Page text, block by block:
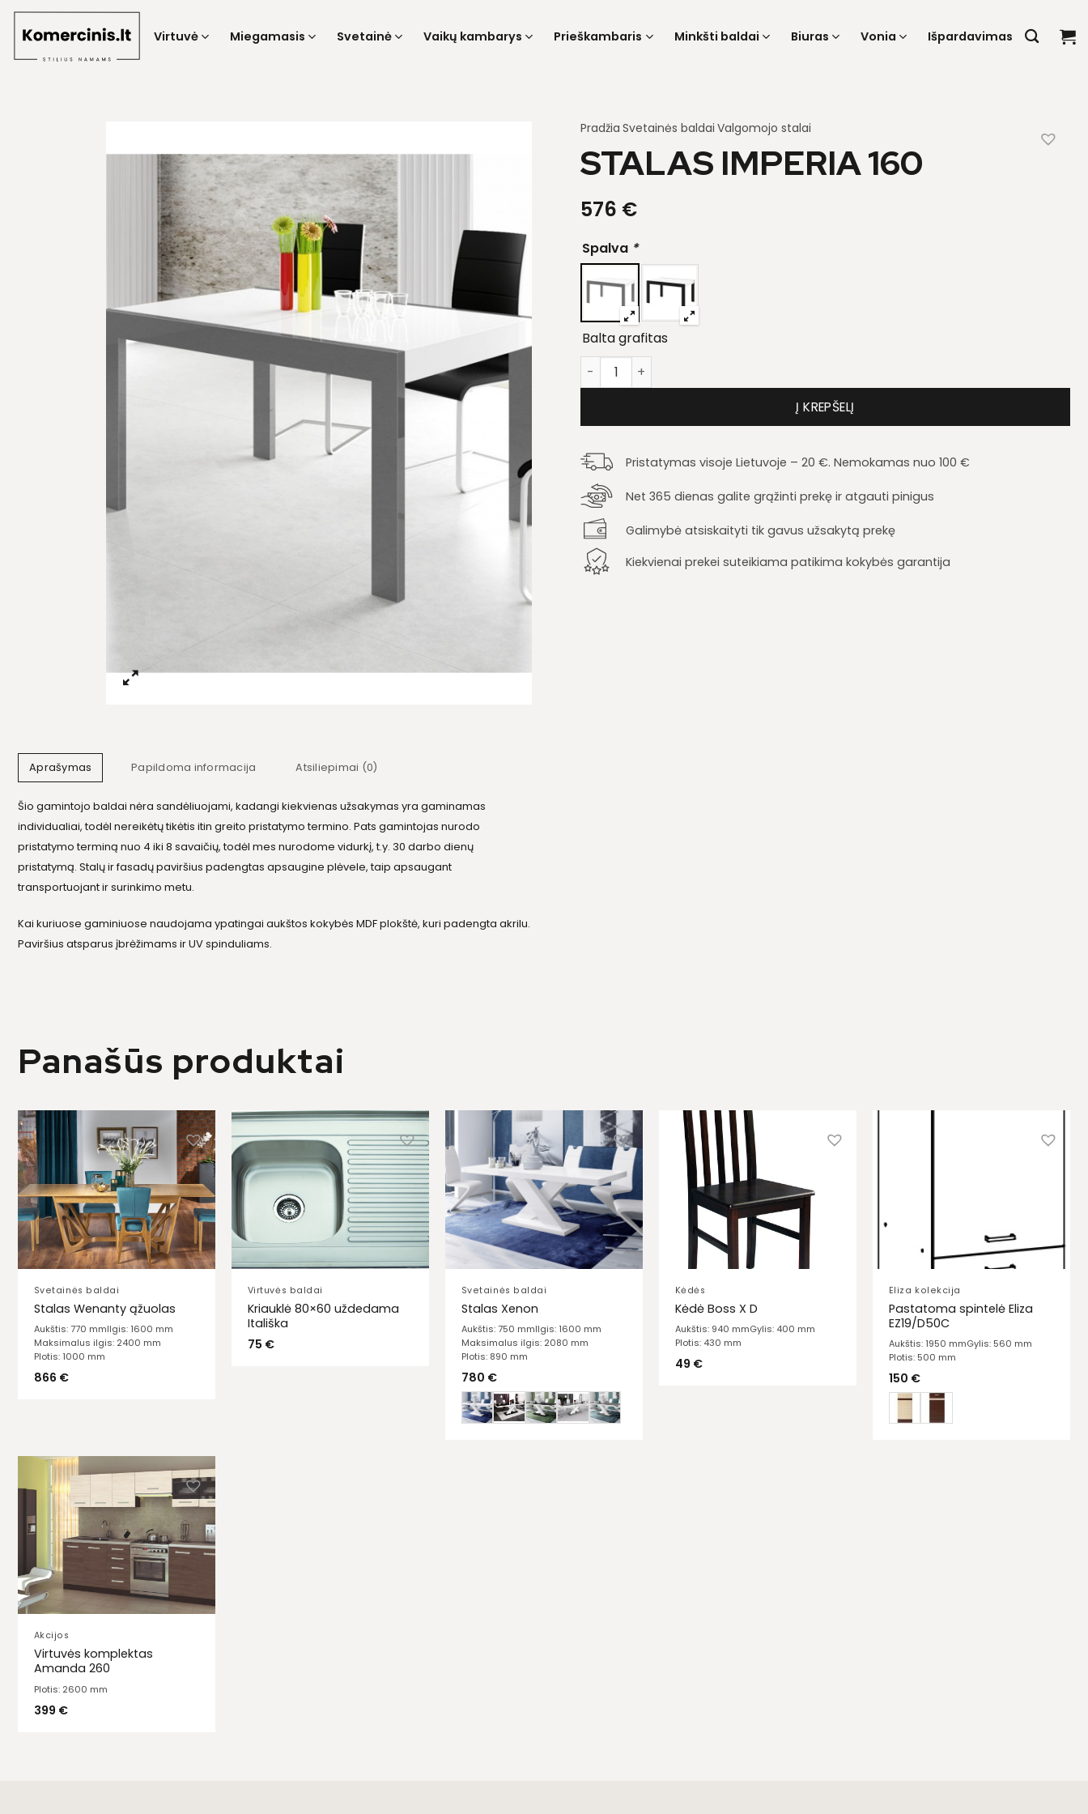
Skip
Virtuvė Miegamasis Svetainė Vaikų kambarys Prieškambaris Minkšti baldai Biuras Vonia Išpardavimas
Aprašymas Papildoma informacija Atsiliepimai (0)
Šio gamintojo baldai nėra sandėliuojami, kadangi kiekvienas užsakymas yra gaminamas
individualiai, todėl nereikėtų tikėtis itin greito pristatymo termino. Pats gamintojas nurodo
pristatymo terminą nuo 4 iki 8 savaičių, todėl mes nurodome vidurkį, t.y. 30 darbo dienų
pristatymą. Stalų ir fasadų paviršius padengtas apsaugine plėvele, taip apsaugant
transportuojant ir surinkimo metu.
Kai kuriuose gaminiuose naudojama ypatingai aukštos kokybės MDF plokštė, kuri padengta akrilu.
Paviršius atsparus įbrėžimams ir UV spinduliams.
Pradžia Svetainės baldai Valgomojo stalai
STALAS IMPERIA 160
576 €
Spalva *
Balta grafitas
produkto kiekis: Stalas Imperia 160
Į KREPŠELĮ
Pristatymas visoje Lietuvoje – 20 €. Nemokamas nuo 100 €
Net 365 dienas galite grąžinti prekę ir atgauti pinigus
Galimybė atsiskaityti tik gavus užsakytą prekę
Kiekvienai prekei suteikiama patikima kokybės garantija
Panašūs produktai
Svetainės baldai
Stalas Wenanty ąžuolas
Aukštis: 770 mmIlgis: 1600 mm
Maksimalus ilgis: 2400 mm
Plotis: 1000 mm
866 €
Virtuvės baldai
Kriauklė 80×60 uždedama
Itališka
75 €
Svetainės baldai
Stalas Xenon
Aukštis: 750 mmIlgis: 1600 mm
Maksimalus ilgis: 2080 mm
Plotis: 890 mm
780 €
Kėdės
Kėdė Boss X D
Aukštis: 940 mmGylis: 400 mm
Plotis: 430 mm
49 €
Eliza kolekcija
Pastatoma spintelė Eliza
EZ19/D50C
Aukštis: 1950 mmGylis: 560 mm
Plotis: 500 mm
150 €
Akcijos
Virtuvės komplektas
Amanda 260
Plotis: 2600 mm
399 €